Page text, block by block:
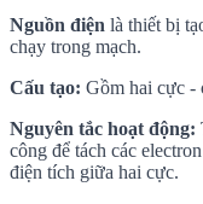
Nguồn điện là thiết bị
chạy trong mạch.
Cấu tạo: Gồm hai cực -
Nguyên tắc hoạt động:
công để tách các
điện tích giữa hai cực.